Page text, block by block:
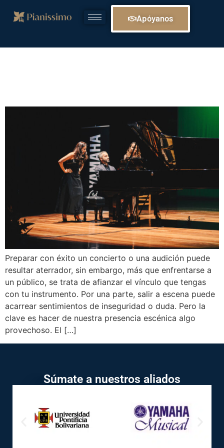
Apóyanos
Preparar con éxito un concierto o una audición puede
resultar aterrador, sin embargo, más que enfrentarse a
un público, se trata de afianzar el vínculo que tengas
con tu instrumento. Por una parte, salir a escena puede
acarrear sentimientos de inseguridad o duda. Pero la
clave es hacer de nuestra presencia escénica algo
provechoso. El […]
Súmate a nuestros aliados